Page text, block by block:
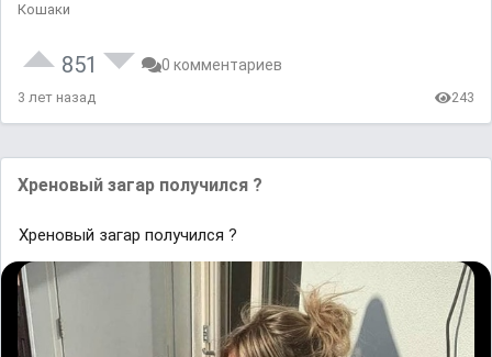
Кошаки
851 0 комментариев
3 лет назад 243
Хреновый загар получился ?
Хреновый загар получился ?